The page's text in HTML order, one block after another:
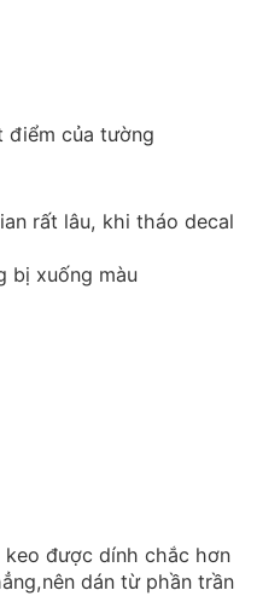
điểm của tường
rất lâu, khi tháo decal
bị xuống màu
được dính chắc hơn
dán từ phần trần